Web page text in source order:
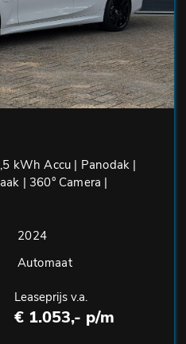
kWh Accu | Panodak |
| 360° Camera |
2024
Automaat
Leaseprijs v.a.
€ 1.053,- p/m